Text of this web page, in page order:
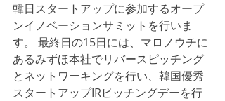
韓日スタートアップに参加するオープ
ンイノベーションサミットを行いま
す。 最終日の15日には、マロノウチに
あるみずほ本社でリバースピッチング
とネットワーキングを行い、韓国優秀
スタートアップIRピッチングデーを行